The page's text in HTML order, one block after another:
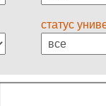
статус